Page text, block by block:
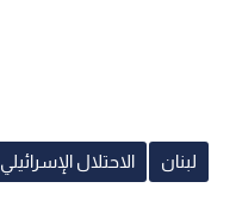
لبنان الاحتلال الإسرائيلي